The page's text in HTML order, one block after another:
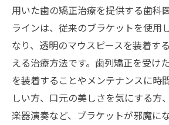
用いた歯の矯正治療を提供する歯科
ラインは、従来のブラケットを使用
なり、透明のマウスピースを装着す
える治療方法です。歯列矯正を受け
を装着することやメンテナンスに時
しい方、口元の美しさを気にする方
楽器演奏など、ブラケットが邪魔に